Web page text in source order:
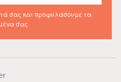
σας και προφυλάσουμε τα
σας.